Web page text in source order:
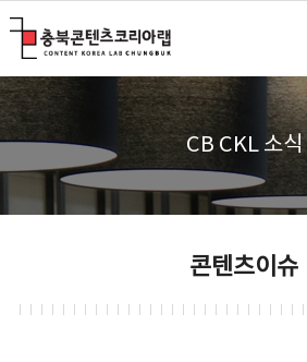
CB CKL 소식
콘텐츠이슈